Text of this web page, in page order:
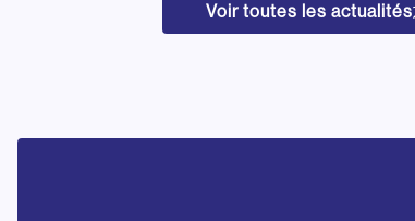
Voir toutes les actualités